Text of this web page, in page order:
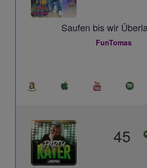
Saufen bis wir
FunTomas
45